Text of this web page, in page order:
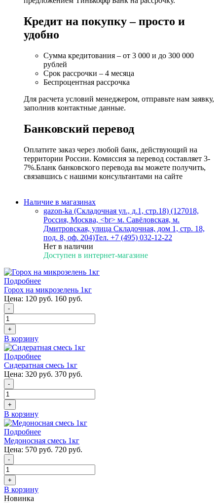
Кредит на покупку – просто и
удобно
Сумма кредитования – от 3 000 и до 300 000
рублей
Срок рассрочки – 4 месяца
Беспроцентная рассрочка
Для расчета условий менеджером, отправьте нам заявку,
заполнив контактные данные.
Банковский перевод
Оплатите заказ через любой банк, действующий на
территории России. Комиссия за перевод составляет 3-
7%.Бланк банковского перевода вы можете получить,
связавшись с нашими консультантами на сайте
Наличие в магазинах
gazon-ka (Складочная ул., д.1, стр.18) (127018,
Россия, Москва, <br> м. Савёловская, м.
Дмитровская, улица Складочная, дом 1, стр. 18,
под. 8, оф. 204)Тел. +7 (495) 032-12-22
Нет в наличии
Доступен в интернет-магазине
Подробнее
Горох на микрозелень 1кг
Цена: 120 руб. 160 руб.
-
+
В корзину
Подробнее
Сидератная смесь 1кг
Цена: 320 руб. 370 руб.
-
+
В корзину
Подробнее
Медоносная смесь 1кг
Цена: 570 руб. 720 руб.
-
+
В корзину
Новинка